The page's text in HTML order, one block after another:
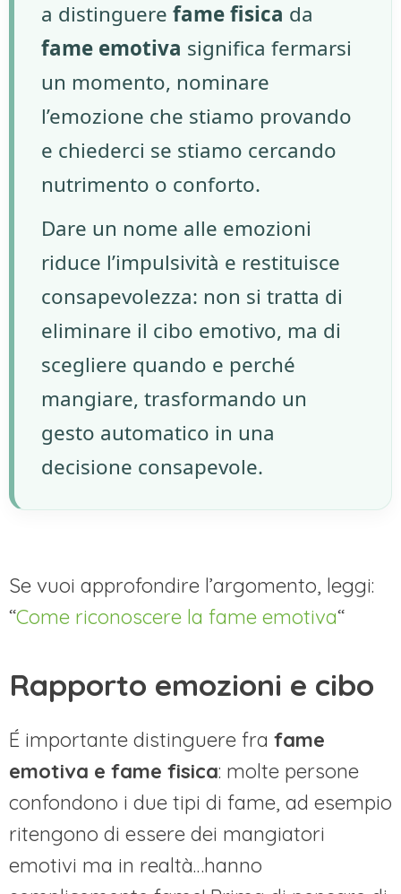
a distinguere fame fisica da
fame emotiva significa fermarsi
un momento, nominare
l’emozione che stiamo provando
e chiederci se stiamo cercando
nutrimento o conforto.
Dare un nome alle emozioni
riduce l’impulsività e restituisce
consapevolezza: non si tratta di
eliminare il cibo emotivo, ma di
scegliere quando e perché
mangiare, trasformando un
gesto automatico in una
decisione consapevole.
Se vuoi approfondire l’argomento, leggi:
“Come riconoscere la fame emotiva“
Rapporto emozioni e cibo
É importante distinguere fra fame
emotiva e fame fisica: molte persone
confondono i due tipi di fame, ad esempio
ritengono di essere dei mangiatori
emotivi ma in realtà…hanno